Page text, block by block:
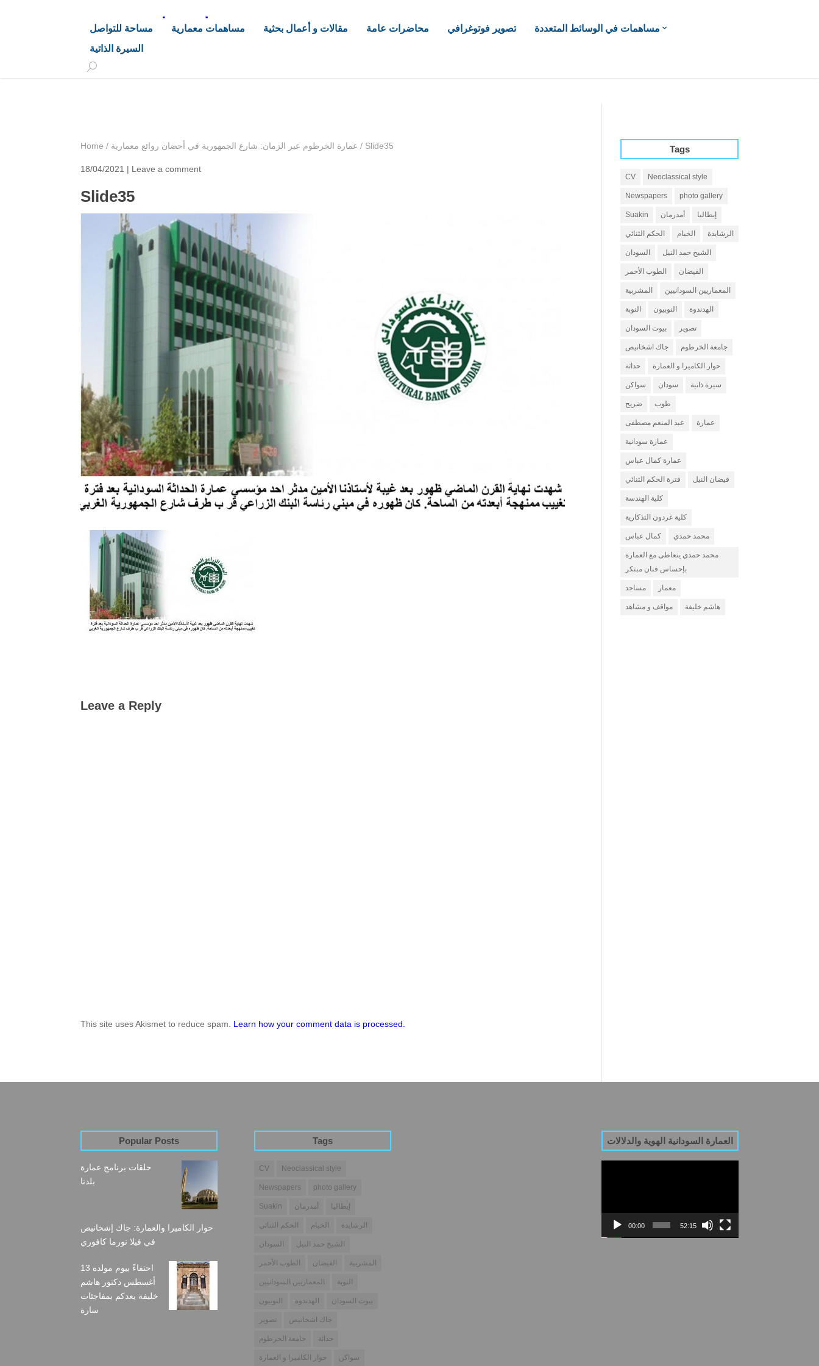
د. هاشم خليفة محجوب
مساحة للتواصل مساهمات معمارية مقالات و أعمال بحثية محاضرات عامة تصوير فوتوغرافي
مساهمات في الوسائط المتعددة
السيرة الذاتية
Home / عمارة الخرطوم عبر الزمان: شارع الجمهورية في أحضان روائع معمارية / Slide35
18/04/2021 | Leave a comment
Slide35
Leave a Reply
This site uses Akismet to reduce spam. Learn how your comment data is processed.
Tags
CV Neoclassical style
Newspapers photo gallery
Suakin أمدرمان إيطاليا
الحكم الثنائي الخيام الرشايدة
السودان الشيخ حمد النيل
الطوب الأحمر الفيضان
المشربية المعماريين السودانيين
النوبة النوبيون الهدندوة
بيوت السودان تصوير
جاك اشخانيص جامعة الخرطوم
حداثة حوار الكاميرا و العمارة
سواكن سودان سيرة ذاتية
ضريح طوب
عبد المنعم مصطفى عمارة
عمارة سودانية
عمارة كمال عباس
فترة الحكم الثنائي فيضان النيل
كلية الهندسة
كلية غردون التذكارية
كمال عباس محمد حمدي
محمد حمدي يتعاطى مع العمارة
بإحساس فنان مبتكر
مساجد معمار
مواقف و مشاهد هاشم خليفة
Popular Posts
حلقات برنامج عمارة
بلدنا
حوار الكاميرا والعمارة: جاك إشخانيص
في فيلا نورما كافوري
احتفاءً بيوم مولده 13
أغسطس دكتور هاشم
خليفة يعدكم بمفاجئات
سارة
Tags
CV Neoclassical style
Newspapers photo gallery
Suakin أمدرمان إيطاليا
الحكم الثنائي الخيام الرشايدة
السودان الشيخ حمد النيل
الطوب الأحمر الفيضان المشربية
المعماريين السودانيين النوبة
النوبيون الهدندوة بيوت السودان
تصوير جاك اشخانيص
جامعة الخرطوم حداثة
حوار الكاميرا و العمارة سواكن
العمارة السودانية الهوية والدلالات
00:00 52:15